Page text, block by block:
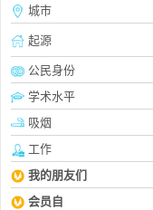
城市
起源
公民身份
学术水平
吸烟
工作
我的朋友们
会员自